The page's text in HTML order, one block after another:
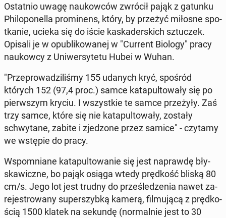
Ostat­nio uwagę na­ukow­ców zwrócił pająk z gatunku
Phi­lo­po­nel­la pro­mi­nens, który, by przeżyć miłosne spo­
tka­nie, ucieka się do iście ka­ska­der­skich sztu­czek.
Opisali je w opu­bli­ko­wa­nej w "Current Biology" pracy
na­ukow­cy z Uni­wer­sy­te­tu Hubei w Wuhan.
"Prze­pro­wa­dzi­li­śmy 155 udanych kryć, spośród
których 152 (97,4 proc.) samce ka­ta­pul­to­wa­ły się po
pierw­szym kryciu. I wszyst­kie te samce prze­ży­ły. Zaś
trzy samce, które się nie ka­ta­pul­to­wa­ły, zostały
schwy­ta­ne, zabite i zje­dzo­ne przez samice" - czytamy
we wstępie do pracy.
Wspo­mnia­ne ka­ta­pul­to­wa­nie się jest na­praw­dę bły­
ska­wicz­ne, bo pająk osiąga wtedy pręd­kość bliską 80
cm/s. Jego lot jest trudny do prze­śle­dze­nia nawet za­
re­je­stro­wa­ny su­per­szyb­ką kamerą, fil­mu­ją­cą z pręd­ko­
ścią 1500 klatek na sekundę (nor­mal­nie jest to 30